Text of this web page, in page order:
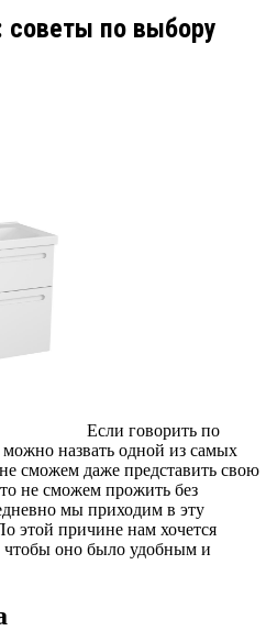
советы по выбору
Если говорить по
назвать одной из самых
сможем даже представить свою
не сможем прожить без
мы приходим в эту
этой причине нам хочется
чтобы оно было удобным и